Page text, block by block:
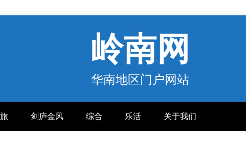
岭南网
华南地区门户网站
剑庐金风 综合 乐活 关于我们